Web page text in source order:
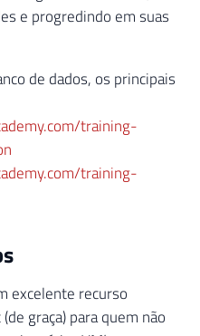
e progredindo em suas
de dados, os principais
training-
training-
excelente recurso
graça) para quem não